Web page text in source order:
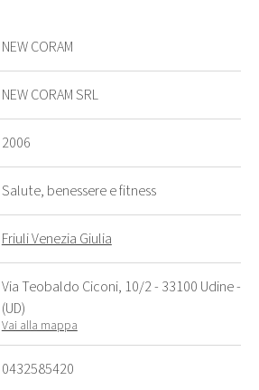
NEW CORAM
NEW CORAM SRL
2006
Salute, benessere e fitness
Friuli Venezia Giulia
Via Teobaldo Ciconi, 10/2 - 33100 Udine -
(UD)
Vai alla mappa
0432585420